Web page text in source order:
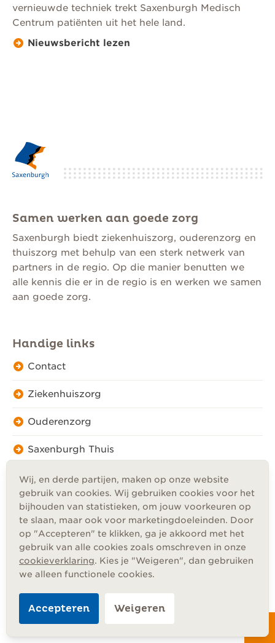
Wij, en derde partijen, maken op onze website
gebruik van cookies. Wij gebruiken cookies voor het
bijhouden van statistieken, om jouw voorkeuren op
te slaan, maar ook voor marketingdoeleinden. Door
op "Accepteren" te klikken, ga je akkoord met het
gebruik van alle cookies zoals omschreven in onze
cookieverklaring. Kies je "Weigeren", dan gebruiken
we alleen functionele cookies.
Accepteren Weigeren
vernieuwde techniek trekt Saxenburgh Medisch
Centrum patiënten uit het hele land.
Nieuwsbericht lezen
Samen werken aan goede zorg
Saxenburgh biedt ziekenhuiszorg, ouderenzorg en
thuiszorg met behulp van een sterk netwerk van
partners in de regio. Op die manier benutten we
alle kennis die er in de regio is en werken we samen
aan goede zorg.
Handige links
Contact
Ziekenhuiszorg
Ouderenzorg
Saxenburgh Thuis
Privacy
Cookies
Disclaimer
Algemene voorwaarden